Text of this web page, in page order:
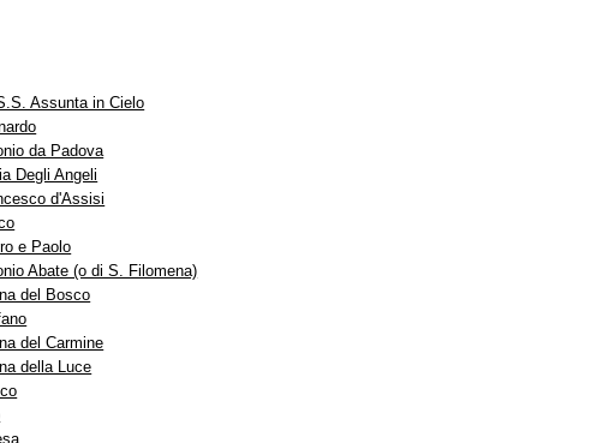
Assunta in Cielo
da Padova
Degli Angeli
d'Assisi
e Paolo
Abate (o di S. Filomena)
del Bosco
del Carmine
della Luce